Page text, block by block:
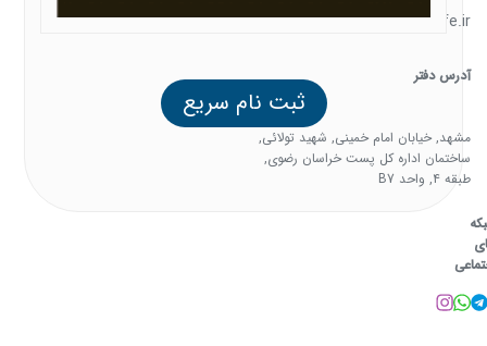
ثبت نام سریع
support@familysafe.ir
آدرس دفتر
مشهد, خیابان امام خمینی, شهید تولائی,
ساختمان اداره کل پست خراسان رضوی,
طبقه 4, واحد B7